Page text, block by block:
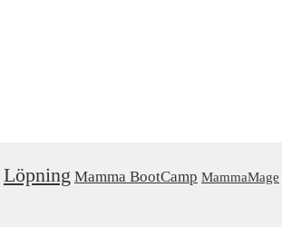
Löpning Mamma BootCamp MammaMage